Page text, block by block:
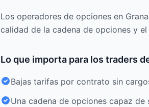
Los operadores de opciones en
calidad de la cadena de opciones y
Lo que importa para los traders
Bajas tarifas por contrato sin
Una cadena de opciones capaz